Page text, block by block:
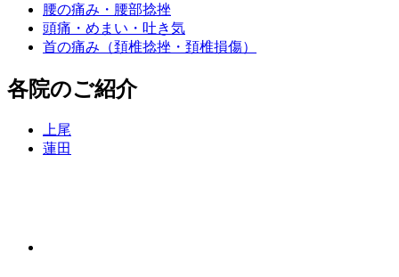
腰の痛み・腰部捻挫
頭痛・めまい・吐き気
首の痛み（頚椎捻挫・頚椎損傷）
各院のご紹介
上尾
蓮田